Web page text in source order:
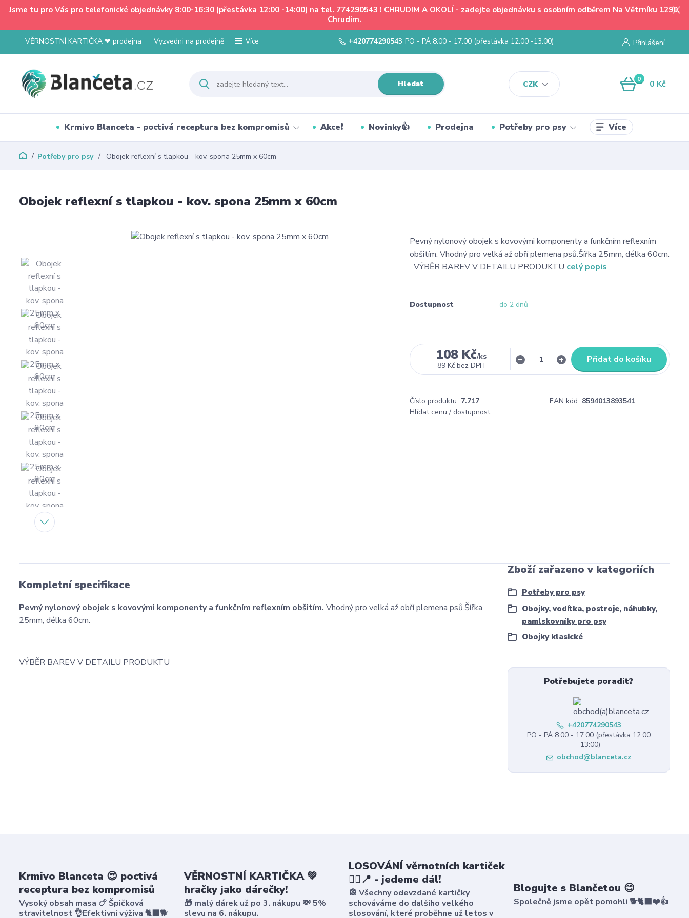
Jsme tu pro Vás pro telefonické objednávky 8:00-16:30 (přestávka 12:00 -14:00) na tel. 774290543 ! CHRUDIM A OKOLÍ - zadejte objednávku s osobním odběrem Na Větrníku 1290,
Chrudim.
VĚRNOSTNÍ KARTIČKA ❤ prodejna Vyzvedni na prodejně Více
CZK
Přihlášení
Hledat
+420774290543 PO - PÁ 8:00 - 17:00 (přestávka 12:00 -13:00)
0 0 Kč
Krmivo Blanceta - poctivá receptura bez kompromisů Akce❗ Novinky👍 Prodejna Potřeby pro psy Více
Potřeby pro psy Obojek reflexní s tlapkou - kov. spona 25mm x 60cm
Obojek reflexní s tlapkou - kov. spona 25mm x 60cm
Pevný nylonový obojek s kovovými komponenty a funkčním reflexním
obšitím. Vhodný pro velká až obří plemena psů.Šířka 25mm, délka 60cm.
VÝBĚR BAREV V DETAILU PRODUKTU celý popis
Dostupnost do 2 dnů
108 Kč/ks
89 Kč bez DPH
Přidat do košíku
Číslo produktu: 7.717 EAN kód: 8594013893541
Hlídat cenu / dostupnost
Kompletní specifikace
Pevný nylonový obojek s kovovými komponenty a funkčním reflexním obšitím. Vhodný pro velká až obří plemena psů.Šířka
25mm, délka 60cm.
VÝBĚR BAREV V DETAILU PRODUKTU
Zboží zařazeno v kategoriích
Potřeby pro psy
Obojky, vodítka, postroje, náhubky,
pamlskovníky pro psy
Obojky klasické
Potřebujete poradit?
+420774290543
PO - PÁ 8:00 - 17:00 (přestávka 12:00
-13:00)
obchod@blanceta.cz
Krmivo Blanceta 😍 poctivá
receptura bez kompromisů
Vysoký obsah masa 🍗 Špičková
stravitelnost 👌Efektivní výživa 🐈‍⬛🐕
VĚRNOSTNÍ KARTIČKA 💚
hračky jako dárečky!
🎁 malý dárek už po 3. nákupu 💸 5%
slevu na 6. nákupu.
LOSOVÁNÍ věrnotních kartiček
🤸‍♀️📍 - jedeme dál!
🎡 Všechny odevzdané kartičky
schováváme do dalšího velkého
slosování, které proběhne už letos v
Blogujte s Blančetou 😊
Společně jsme opět pomohli 🐕🐈‍⬛❤️👍